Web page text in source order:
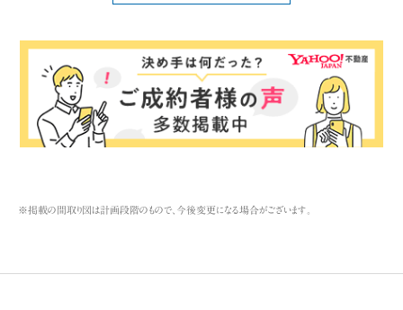
※掲載の間取り図は計画段階のもので、今後変更になる場合がございます。